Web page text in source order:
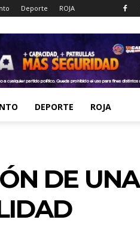
Deporte ROJA
DEPORTE ROJA
DE UNA